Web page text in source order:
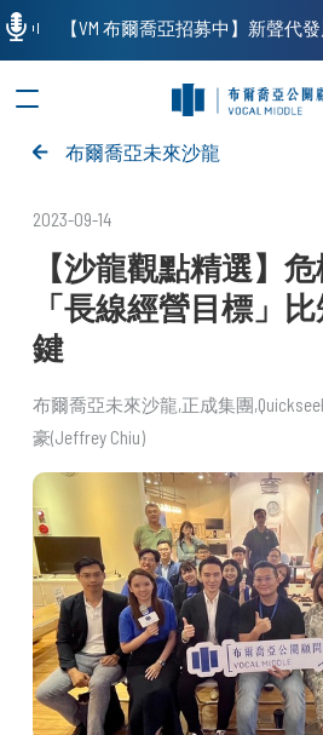
布爾喬亞未來沙龍
2023-09-14
【沙龍觀點精選】
「長線經營目標」
鍵
布爾喬亞未來沙龍 正成集團
豪(Jeffrey Chiu)